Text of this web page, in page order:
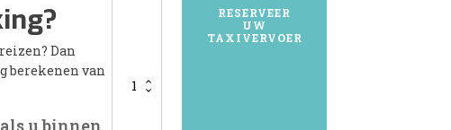
Dan
berekenen van
u binnen
BEIJERLAND
RESERVEER
UW
TAXIVERVOER